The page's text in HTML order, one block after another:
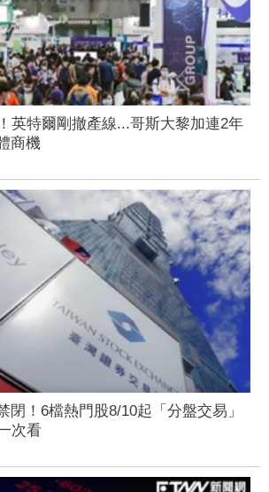
英特爾剛撤產線...哥斯大黎加連2年
商機
閉！6檔熱門股8/10起「分盤交易」
次看